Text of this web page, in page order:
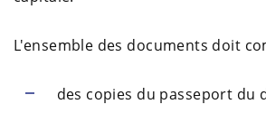
L'ensemble des documents doit
des copies du passeport du